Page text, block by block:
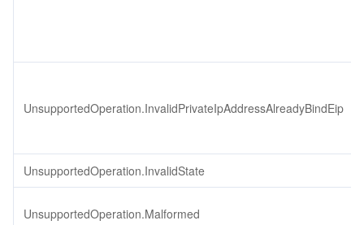
UnsupportedOperation.InvalidPrivateIpAddressAlreadyBindEip
UnsupportedOperation.InvalidState
UnsupportedOperation.Malformed